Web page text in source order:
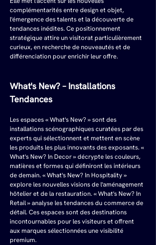
complémentarités entre design et objet,
l'émergence des talents et la découverte de
tendances inédites. Ce positionnement
stratégique attire un visitorat particulièrement
curieux, en recherche de nouveautés et de
différenciation pour enrichir leur offre.
What's New? – Installations
Tendances
Les espaces « What's New? » sont des
installations scénographiques curatées par des
experts qui sélectionnent et mettent en scène
les produits les plus innovants des exposants. «
What's New? In Decor » décrypte les couleurs,
matières et formes qui définiront les intérieurs
de demain. « What's New? In Hospitality »
explore les nouvelles visions de l'aménagement
hôtelier et de la restauration. « What's New? In
Retail » analyse les tendances du commerce de
détail. Ces espaces sont des destinations
incontournables pour les visiteurs et offrent
aux marques sélectionnées une visibilité
premium.